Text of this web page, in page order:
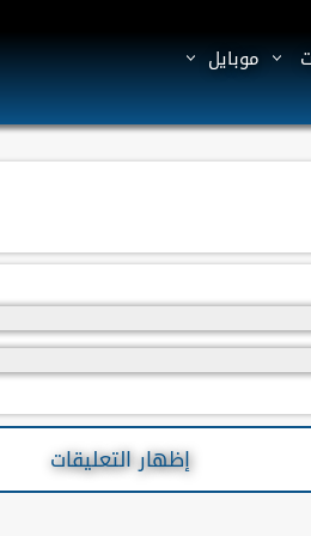
موبايل
بالغة بالنسبة لنا ، و سياسة
التي يتم جمعها من خلال زيارتك
إظهار التعليقات